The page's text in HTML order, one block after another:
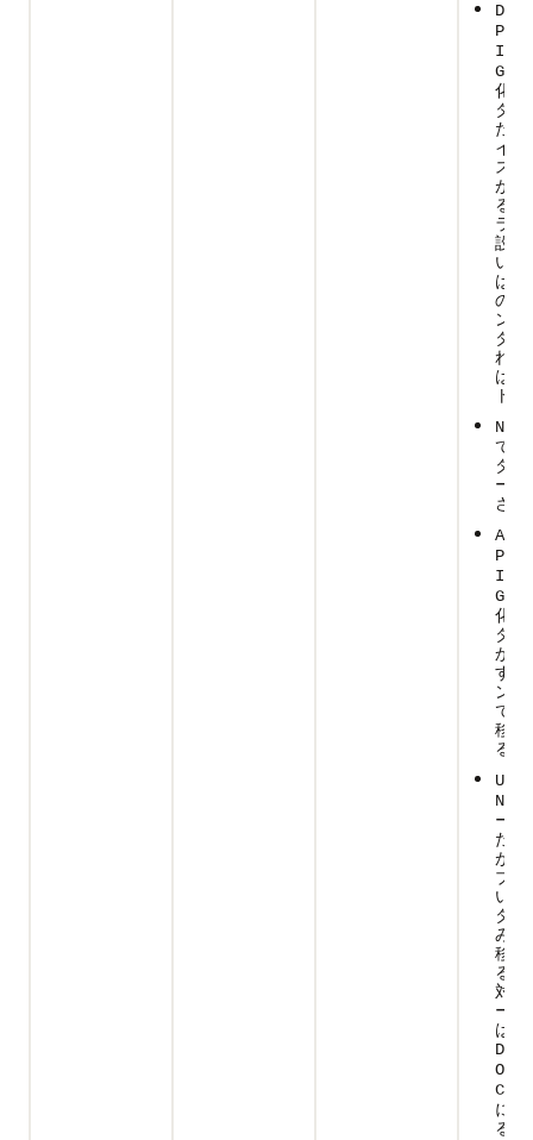
化パ
タ
た
イ
ス
が移
る
ラ
設定
い
は
のイ
ン
タ
れる
は
ト
NONE
て
タ
ー
さ
ALL
化パ
タ
かわ
すべ
ン
で
移入
る。
NED
ー
た
がア
ブ
い
タ
みデ
移入
る
対応
ービ
は、
に
る。